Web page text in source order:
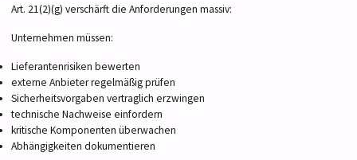
Art. 21(2)(g) verschärft die Anforderungen massiv:
Unternehmen müssen:
Lieferantenrisiken bewerten
externe Anbieter regelmäßig prüfen
Sicherheitsvorgaben vertraglich erzwingen
technische Nachweise einfordern
kritische Komponenten überwachen
Abhängigkeiten dokumentieren